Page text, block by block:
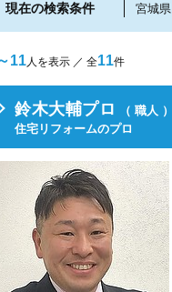
現在の検索条件 宮城県
11人を表示 ／ 全11件
鈴木大輔プロ
（ 職人 ）
住宅リフォームのプロ